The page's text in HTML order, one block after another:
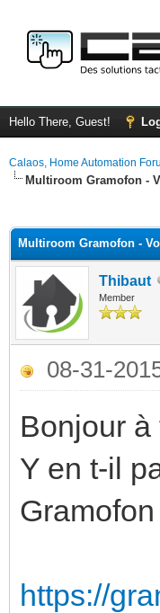
Hello There, Guest!
Calaos, Home Automation
Multiroom Gramofon -
Multiroom Gramofon -
Thibaut
Member
08-31-
Bonjour à
Y en t-il
https://